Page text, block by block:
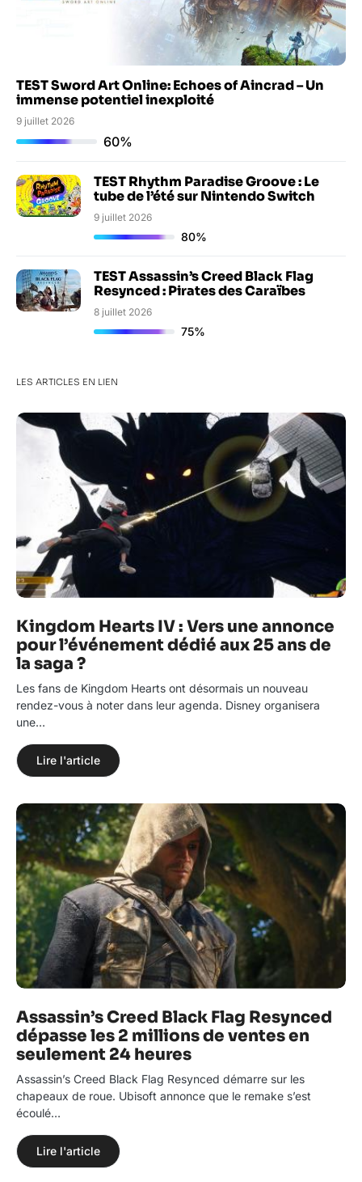
TEST Sword Art Online: Echoes of Aincrad – Un
immense potentiel inexploité
9 juillet 2026
60%
TEST Rhythm Paradise Groove : Le
tube de l’été sur Nintendo Switch
9 juillet 2026
80%
TEST Assassin’s Creed Black Flag
Resynced : Pirates des Caraïbes
8 juillet 2026
75%
LES ARTICLES EN LIEN
Kingdom Hearts IV : Vers une annonce
pour l’événement dédié aux 25 ans de
la saga ?
Les fans de Kingdom Hearts ont désormais un nouveau
rendez-vous à noter dans leur agenda. Disney organisera
une…
Lire l'article
Assassin’s Creed Black Flag Resynced
dépasse les 2 millions de ventes en
seulement 24 heures
Assassin’s Creed Black Flag Resynced démarre sur les
chapeaux de roue. Ubisoft annonce que le remake s’est
écoulé…
Lire l'article